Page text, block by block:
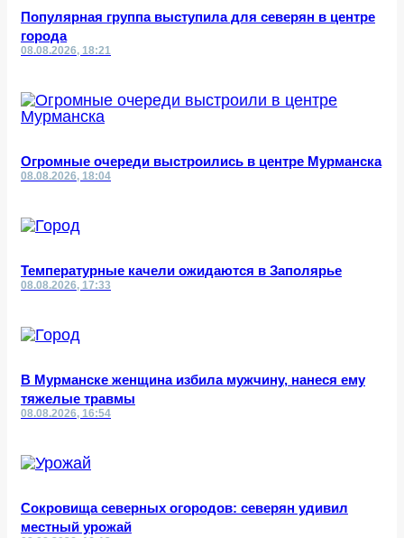
Популярная группа выступила для северян в центре
города
08.08.2026, 18:21
Огромные очереди выстроились в центре Мурманска
08.08.2026, 18:04
Температурные качели ожидаются в Заполярье
08.08.2026, 17:33
В Мурманске женщина избила мужчину, нанеся ему
тяжелые травмы
08.08.2026, 16:54
Сокровища северных огородов: северян удивил
местный урожай